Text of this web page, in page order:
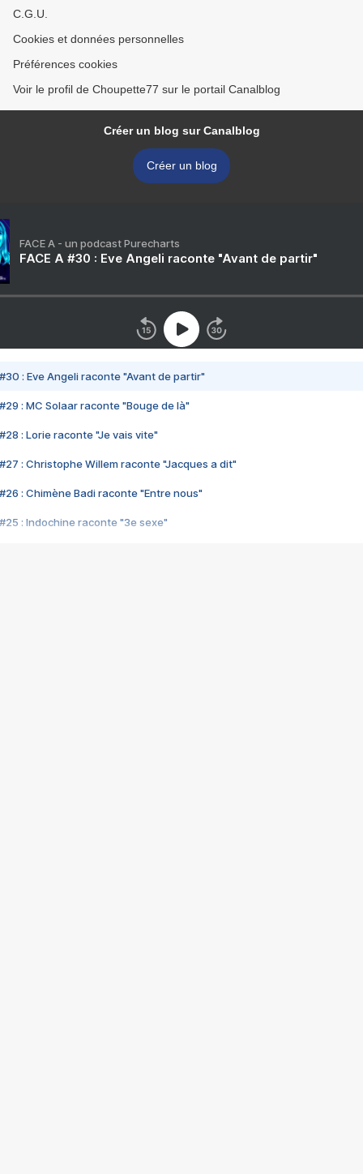
C.G.U.
Cookies et données personnelles
Préférences cookies
Voir le profil de Choupette77 sur le portail Canalblog
Créer un blog sur Canalblog
Créer un blog
FACE A - un podcast Purecharts
FACE A #30 : Eve Angeli raconte "Avant de partir"
#30 : Eve Angeli raconte "Avant de partir"
#29 : MC Solaar raconte "Bouge de là"
#28 : Lorie raconte "Je vais vite"
#27 : Christophe Willem raconte "Jacques a dit"
#26 : Chimène Badi raconte "Entre nous"
#25 : Indochine raconte "3e sexe"